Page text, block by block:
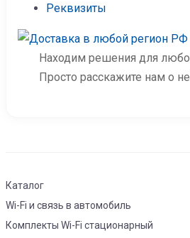
Реквизиты
Находим решения для
Просто расскажите нам о
Каталог
Wi-Fi и связь в автомобиль
Комплекты Wi-Fi стационарный